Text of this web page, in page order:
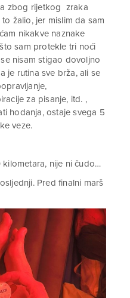
zbog rijetkog zraka
žalio, jer mislim da sam
nikakve naznake
sam protekle tri noći
nisam stigao dovoljno
je rutina sve brža, ali se
za pisanje, itd. ,
hodanja, ostaje svega 5
veze.
nije ni čudo…
Pred finalni marš